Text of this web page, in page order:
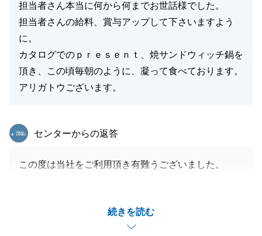
担当者さん本当に何から何までお世話様でした。
担当者さんの給料、賞与アップして下さいますよう
に。
カタログでのｐｒｅｓｅｎｔ、焼サンドウィッチ鍋を
頂き、この頃毎朝のように、凝って食べております。
アリガトウございます。
続きを読む
東急リバブル
センターからの返答
この度は当社をご利用頂き有難うございました。
また、ご訪問させて頂く度に、美味しいお茶菓子を頂
き本当に有難うございます。